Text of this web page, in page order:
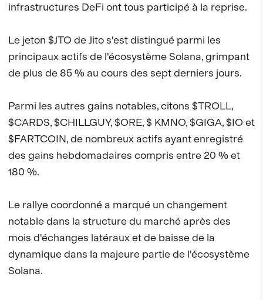
infrastructures DeFi ont tous participé à la reprise.
Le jeton $JTO de Jito s'est distingué parmi les
principaux actifs de l'écosystème Solana, grimpant
de plus de 85 % au cours des sept derniers jours.
Parmi les autres gains notables, citons $TROLL,
$CARDS, $CHILLGUY, $ORE, $ KMNO, $GIGA, $IO et
$FARTCOIN, de nombreux actifs ayant enregistré
des gains hebdomadaires compris entre 20 % et
180 %.
Le rallye coordonné a marqué un changement
notable dans la structure du marché après des
mois d'échanges latéraux et de baisse de la
dynamique dans la majeure partie de l'écosystème
Solana.